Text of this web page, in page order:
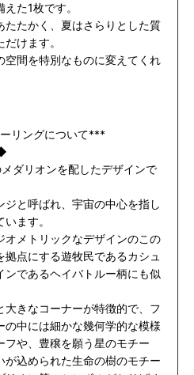
た1枚です。
たたかく、夏はさらりとした質
けます。
空間を特別なものに変えてくれ
リングについて***
ダリオンを配したデザインで
ジと呼ばれ、宇宙の中心を指し
ます。
オメトリックなデザインのこの
点にする遊牧民であるカシュ
ンであるヘイバトルー柄にも似
大きなコーナーが特徴的で、フ
の中には細かな幾何学的な模様
フや、豊穣を願う星のモチー
が込められた生命の樹のモチー